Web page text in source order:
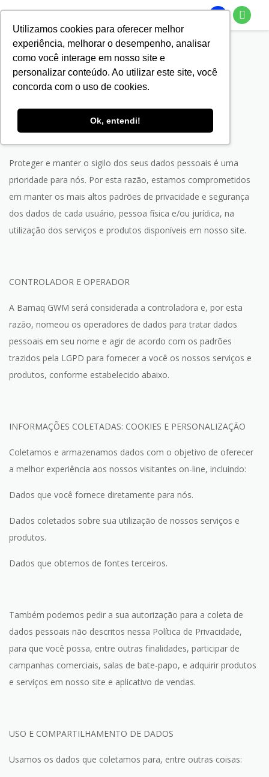
Utilizamos cookies para oferecer melhor
experiência, melhorar o desempenho, analisar
como você interage em nosso site e
personalizar conteúdo. Ao utilizar este site, você
concorda com o uso de cookies.
Ok, entendi!
Página Inicial Política de Privacidade
Política de Privacidade
Política de privacidade e segurança de dados
Proteger e manter o sigilo dos seus dados pessoais é uma
prioridade para nós. Por esta razão, estamos comprometidos
em manter os mais altos padrões de privacidade e segurança
dos dados de cada usuário, pessoa física e/ou jurídica, na
utilização dos serviços e produtos disponíveis em nosso site.
CONTROLADOR E OPERADOR
A Bamaq GWM será considerada a controladora e, por esta
razão, nomeou os operadores de dados para tratar dados
pessoais em seu nome e agir de acordo com os padrões
trazidos pela LGPD para fornecer a você os nossos serviços e
produtos, conforme estabelecido abaixo.
INFORMAÇÕES COLETADAS: COOKIES E PERSONALIZAÇÃO
Coletamos e armazenamos dados com o objetivo de oferecer
a melhor experiência aos nossos visitantes on-line, incluindo:
Dados que você fornece diretamente para nós.
Dados coletados sobre sua utilização de nossos serviços e
produtos.
Dados que obtemos de fontes terceiros.
Também podemos pedir a sua autorização para a coleta de
dados pessoais não descritos nessa Política de Privacidade,
para que você possa, entre outras finalidades, participar de
campanhas comerciais, salas de bate-papo, e adquirir produtos
e serviços em nosso site e aplicativo de vendas.
USO E COMPARTILHAMENTO DE DADOS
Usamos os dados que coletamos para, entre outras coisas: